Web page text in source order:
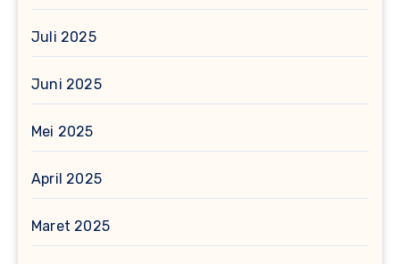
Juli 2025
Juni 2025
Mei 2025
April 2025
Maret 2025